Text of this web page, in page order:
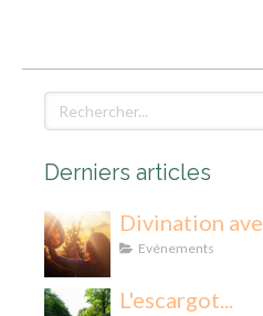
Derniers articles
Divination
Evénements
L'escargot...